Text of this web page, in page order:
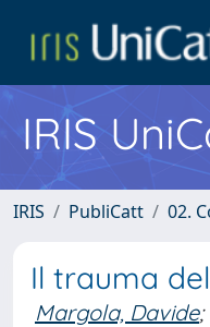
IRIS
IRIS PubliCatt 02.
Il trauma
Margola, Davide;